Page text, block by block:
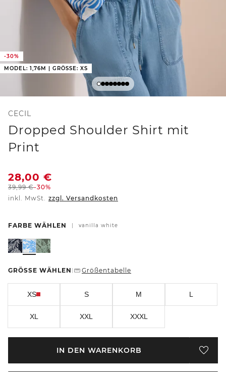
-30%
MODEL: 1,76M | GRÖSSE: XS
CECIL
Dropped Shoulder Shirt mit
Print
28,00 €
39,99€-30%
inkl. MwSt. zzgl. Versandkosten
FARBE WÄHLEN vanilla white
GRÖSSE WÄHLEN Größentabelle
XS S M L
XL XXL XXXL
IN DEN WARENKORB